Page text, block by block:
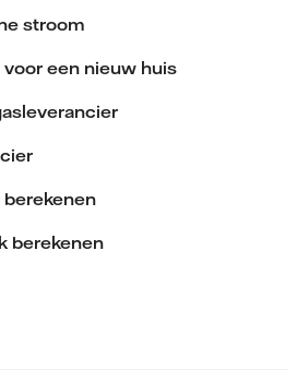
stroom
een nieuw huis
berekenen